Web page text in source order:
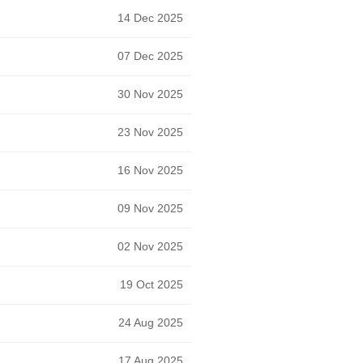
14 Dec 2025
07 Dec 2025
30 Nov 2025
23 Nov 2025
16 Nov 2025
09 Nov 2025
02 Nov 2025
19 Oct 2025
24 Aug 2025